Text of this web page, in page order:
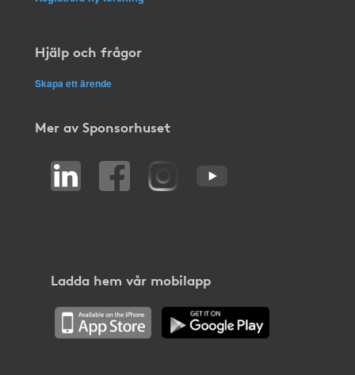
Hjälp och frågor
Skapa ett ärende
Mer av Sponsorhuset
Ladda hem vår mobilapp